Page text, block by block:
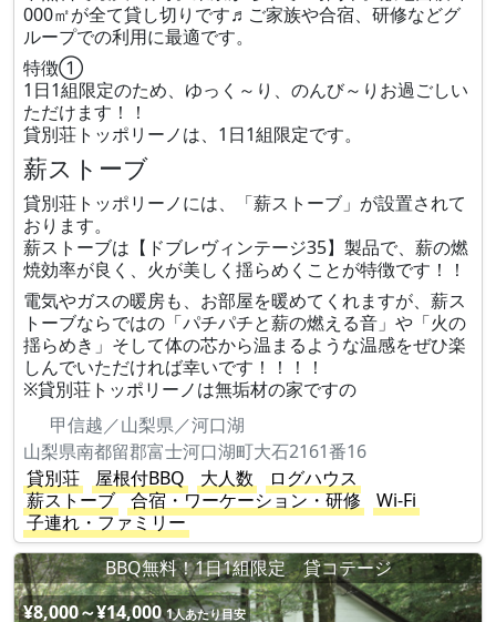
000㎡が全て貸し切りです♬ご家族や合宿、研修などグ
ループでの利用に最適です。
特徴①
1日1組限定のため、ゆっく～り、のんび～りお過ごしい
ただけます！！
貸別荘トッポリーノは、1日1組限定です。
薪ストーブ
貸別荘トッポリーノには、「薪ストーブ」が設置されて
おります。
薪ストーブは【ドブレヴィンテージ35】製品で、薪の燃
焼効率が良く、火が美しく揺らめくことが特徴です！！
電気やガスの暖房も、お部屋を暖めてくれますが、薪ス
トーブならではの「パチパチと薪の燃える音」や「火の
揺らめき」そして体の芯から温まるような温感をぜひ楽
しんでいただければ幸いです！！！！
※貸別荘トッポリーノは無垢材の家ですの
甲信越／山梨県／河口湖
山梨県南都留郡富士河口湖町大石2161番16
貸別荘
屋根付BBQ 大人数
ログハウス
薪ストーブ
合宿・ワーケーション・研修
Wi-Fi
子連れ・ファミリー
BBQ無料！1日1組限定 貸コテージ
¥8,000～¥14,000 1人あたり目安